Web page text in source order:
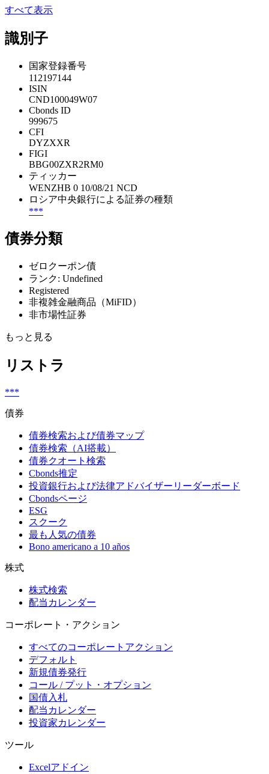
すべて表示
識別子
国家登録番号
112197144
ISIN
CND100049W07
Cbonds ID
999675
CFI
DYZXXR
FIGI
BBG00ZXR2RM0
ティッカー
WENZHB 0 10/08/21 NCD
ロシア中央銀行による証券の種類
***
債券分類
ゼロクーポン債
ランク: Undefined
Registered
非複雑金融商品（MiFID）
非市場性証券
もっと見る
リストラ
***
債券
債券検索および債券マップ
債券検索（AI搭載）
債券クオート検索
Cbonds推定
投資銀行および法律アドバイザーリーダーボード
Cbondsページ
ESG
スクーク
最も人気の債券
Bono americano a 10 años
株式
株式検索
配当カレンダー
コーポレート・アクション
すべてのコーポレートアクション
デフォルト
新規債券発行
コール / プット・オプション
国債入札
配当カレンダー
投資家カレンダー
ツール
Excelアドイン